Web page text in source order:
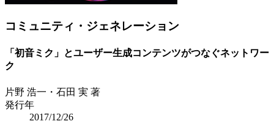
コミュニティ・ジェネレーション
「初音ミク」とユーザー生成コンテンツがつなぐネットワー
ク
片野 浩一・石田 実 著
発行年
2017/12/26